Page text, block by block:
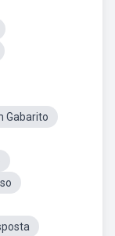
Gabarito